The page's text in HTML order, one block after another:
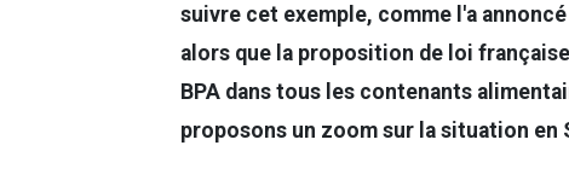
suivre cet exemple, comme l'a
alors que la proposition de loi
BPA dans tous les contenants
proposons un zoom sur la situation en